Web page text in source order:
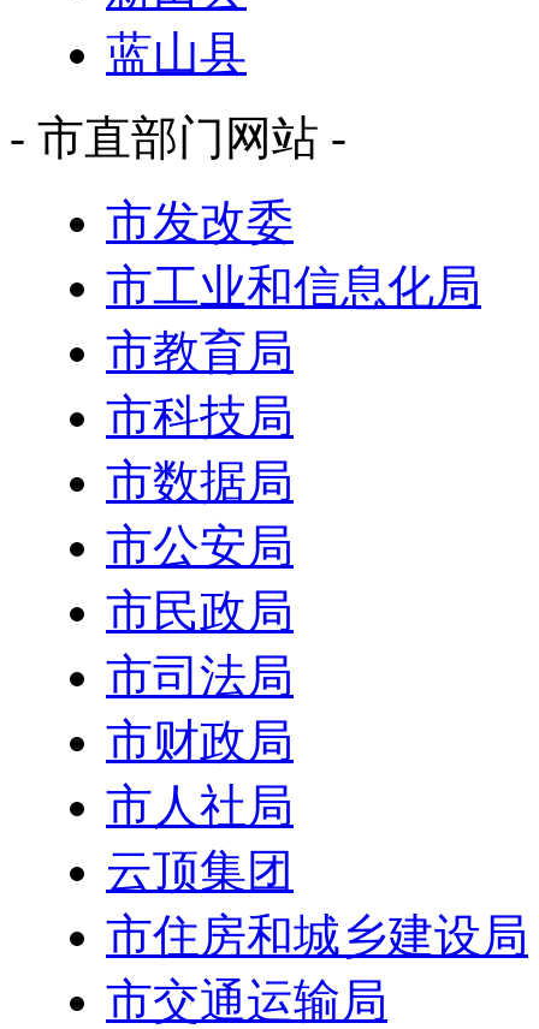
蓝山县
- 市直部门网站 -
市发改委
市工业和信息化局
市教育局
市科技局
市数据局
市公安局
市民政局
市司法局
市财政局
市人社局
云顶集团
市住房和城乡建设局
市交通运输局